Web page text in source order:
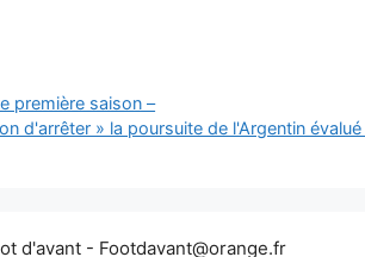
première saison –
d'arrêter » la poursuite de l'Argentin
d'avant - Footdavant@orange.fr